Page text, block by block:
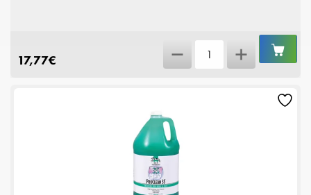
17,77€
Master
-
Medium
quantity